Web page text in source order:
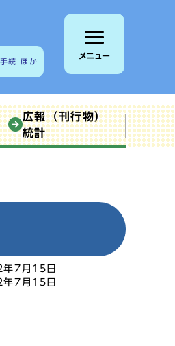
続 ほか
メニュー
広報（刊行物）
統計
7月15日
7月15日